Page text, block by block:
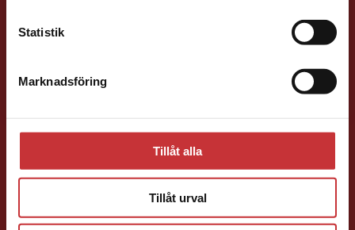
Statistik
Marknadsföring
Tillåt alla
Tillåt urval
Ekonomi Forskningsmetodik
och vetenskapsteori
046-31 21 66
E-post